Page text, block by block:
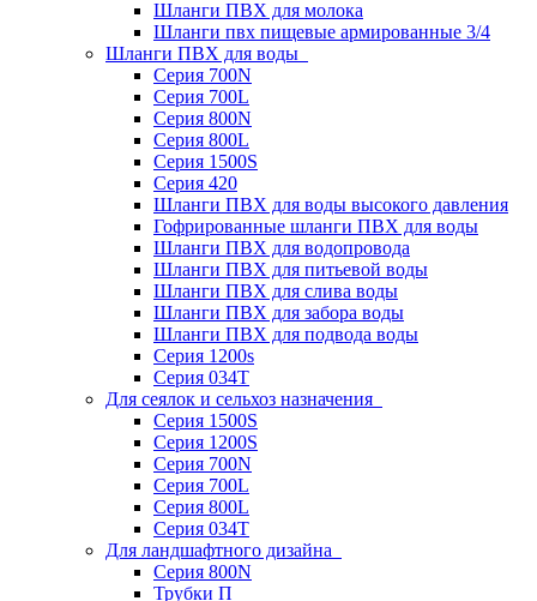
Шланги ПВХ для молока
Шланги пвх пищевые армированные 3/4
Шланги ПВХ для воды
Серия 700N
Серия 700L
Серия 800N
Серия 800L
Серия 1500S
Серия 420
Шланги ПВХ для воды высокого давления
Гофрированные шланги ПВХ для воды
Шланги ПВХ для водопровода
Шланги ПВХ для питьевой воды
Шланги ПВХ для слива воды
Шланги ПВХ для забора воды
Шланги ПВХ для подвода воды
Серия 1200s
Серия 034Т
Для сеялок и сельхоз назначения
Серия 1500S
Серия 1200S
Серия 700N
Серия 700L
Серия 800L
Серия 034T
Для ландшафтного дизайна
Серия 800N
Трубки П